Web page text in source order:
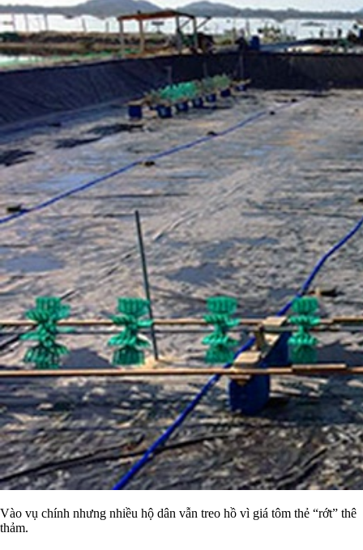
Vào vụ chính nhưng nhiều hộ dân vẫn treo hồ vì giá tôm thẻ “rớt” thê
thảm.